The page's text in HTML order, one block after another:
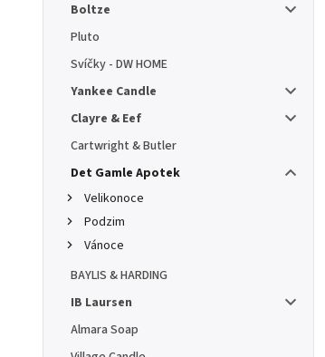
Boltze
Pluto
Svíčky - DW HOME
Yankee Candle
Clayre & Eef
Cartwright & Butler
Det Gamle Apotek
Velikonoce
Podzim
Vánoce
BAYLIS & HARDING
IB Laursen
Almara Soap